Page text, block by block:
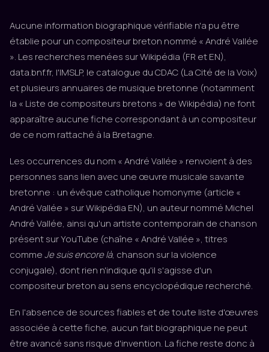
Aucune information biographique vérifiable n'a pu être
établie pour un compositeur breton nommé « André Vallée
». Les recherches menées sur Wikipédia (FR et EN),
data.bnf.fr, l'IMSLP, le catalogue du CDAC (La Cité de la Voix)
et plusieurs annuaires de musique bretonne (notamment
la « Liste de compositeurs bretons » de Wikipédia) ne font
apparaître aucune fiche correspondant à un compositeur
de ce nom rattaché à la Bretagne.
Les occurrences du nom « André Vallée » renvoient à des
personnes sans lien avec une œuvre musicale savante
bretonne : un évêque catholique homonyme (article «
André Vallée » sur Wikipédia EN), un auteur nommé Michel
André Vallée, ainsi qu'un artiste contemporain de chanson
présent sur YouTube (chaîne « André Vallée », titres
commeJe suis encore là, chanson sur la violence
conjugale), dont rien n'indique qu'il s'agisse d'un
compositeur breton au sens encyclopédique recherché.
En l'absence de sources fiables et de toute liste d'œuvres
associée à cette fiche, aucun fait biographique ne peut
être avancé sans risque d'invention. La fiche reste donc à